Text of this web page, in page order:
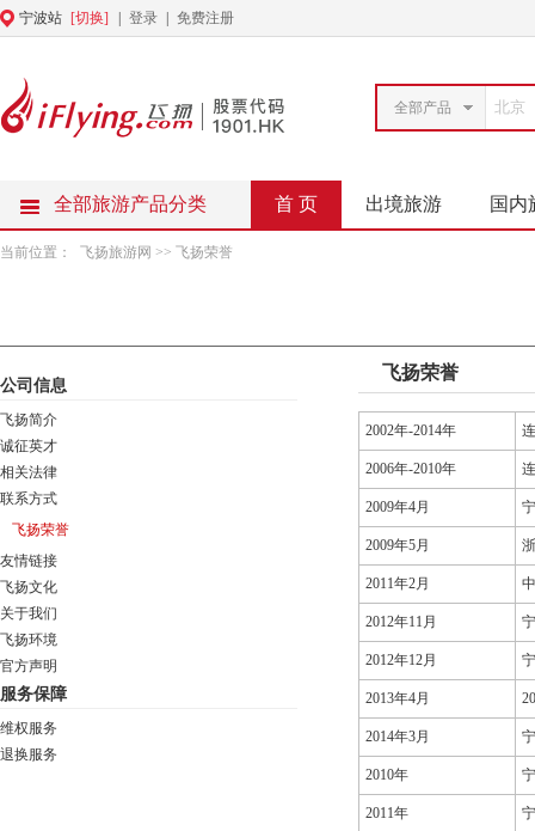
宁波站 [切换] 登录 免费注册
全部产品
全部旅游产品分类 首 页 出境旅游 国内
当前位置： 飞扬旅游网 >> 飞扬荣誉
公司信息
飞扬简介
诚征英才
相关法律
联系方式
飞扬荣誉
友情链接
飞扬文化
关于我们
飞扬环境
官方声明
服务保障
维权服务
退换服务
飞扬荣誉
2002年-2014年
2006年-2010年
2009年4月
2009年5月
2011年2月
2012年11月
2012年12月
2013年4月
2014年3月
2010年
2011年